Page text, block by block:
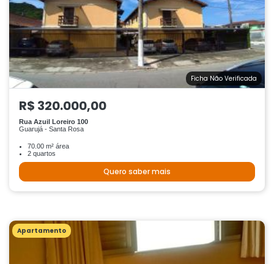
Ficha Não Verificada
R$ 320.000,00
Rua Azuil Loreiro 100
Guarujá - Santa Rosa
70.00 m² área
2 quartos
Quero saber mais
Apartamento